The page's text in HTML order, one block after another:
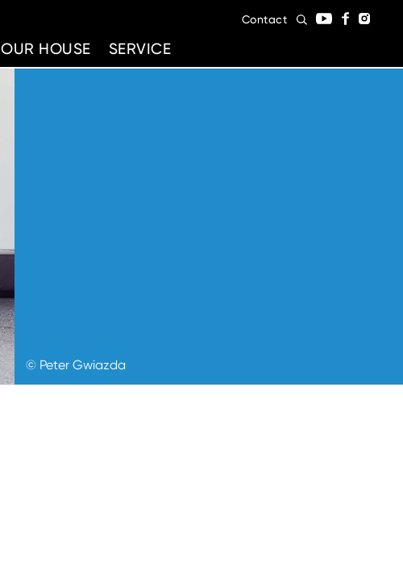
OUR HOUSE SERVICE
Contact
© Peter Gwiazda